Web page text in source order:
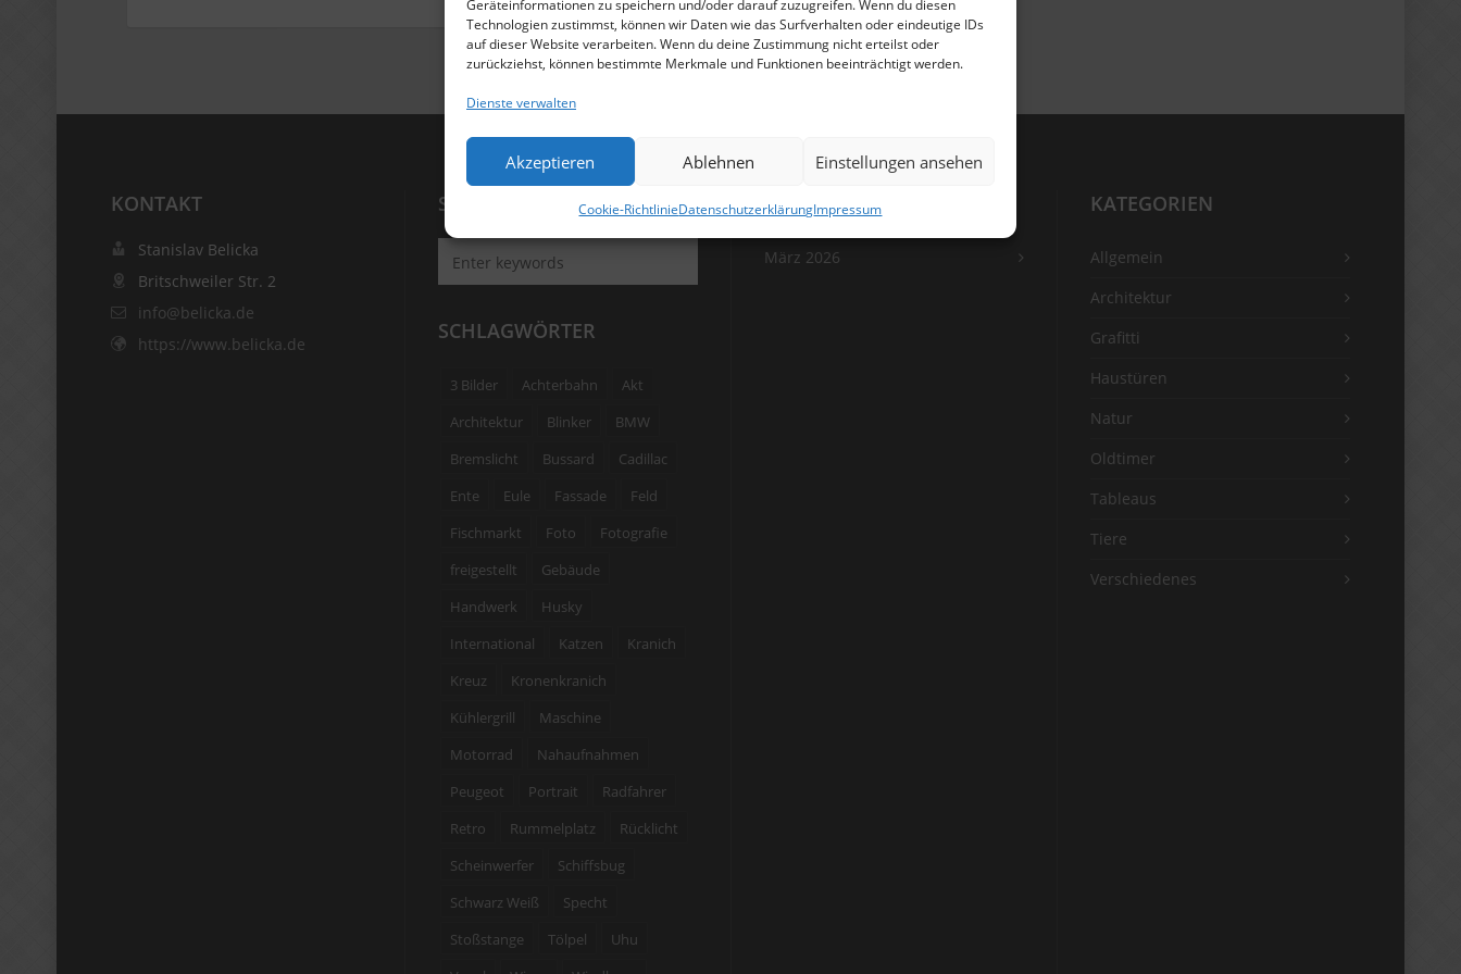
Geräteinformationen zu speichern und/oder darauf zuzugreifen. Wenn du diesen
Technologien zustimmst, können wir Daten wie das Surfverhalten oder eindeutige IDs
auf dieser Website verarbeiten. Wenn du deine Zustimmung nicht erteilst oder
zurückziehst, können bestimmte Merkmale und Funktionen beeinträchtigt werden.
Dienste verwalten
Akzeptieren Ablehnen Einstellungen ansehen
Cookie-RichtlinieDatenschutzerklärungImpressum
KONTAKT
Stanislav Belicka
Britschweiler Str. 2
info@belicka.de
https://www.belicka.de
SUCHEN
SCHLAGWÖRTER
3 Bilder Achterbahn
Akt
Architektur
Blinker
BMW
Bremslicht
Bussard
Cadillac
Ente
Eule Fassade
Feld
Fischmarkt
Foto
Fotografie
freigestellt
Gebäude
Handwerk
Husky
International
Katzen
Kranich
Kreuz
Kronenkranich
Kühlergrill
Maschine
Motorrad
Nahaufnahmen
Peugeot
Portrait
Radfahrer
Retro
Rummelplatz
Rücklicht
Scheinwerfer
Schiffsbug
Schwarz Weiß
Specht
Stoßstange
Tölpel
Uhu
ARCHIV
März 2026
KATEGORIEN
Allgemein
Architektur
Grafitti
Haustüren
Natur
Oldtimer
Tableaus
Tiere
Verschiedenes